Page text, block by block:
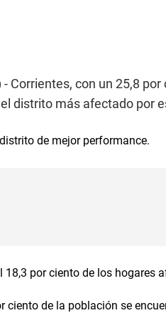
- Corrientes, con un 25,8
distrito más afectado por
de mejor performance.
18,3 por ciento de los hogares
ciento de la población se